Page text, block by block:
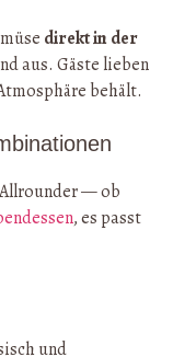
direkt in der
aus. Gäste lieben
behält.
— ob
, es passt
und